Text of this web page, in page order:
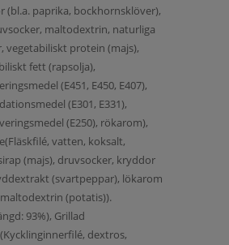
(bl.a. paprika, bockhornsklöver),
maltodextrin, naturliga
vegetabiliskt protein (majs),
fett (rapsolja),
(E451, E450, E407),
(E301, E331),
(E250), rökarom),
vatten, koksalt,
(majs), druvsocker, kryddor
(svartpeppar), lökarom
(potatis)).
93%), Grillad
dextros,